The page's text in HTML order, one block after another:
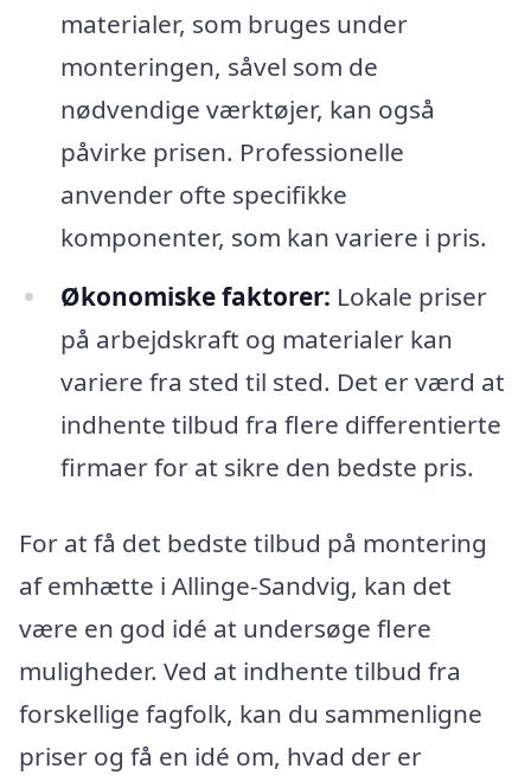
materialer, som bruges under
monteringen, såvel som de
nødvendige værktøjer, kan også
påvirke prisen. Professionelle
anvender ofte specifikke
komponenter, som kan variere i pris.
Økonomiske faktorer: Lokale priser
på arbejdskraft og materialer kan
variere fra sted til sted. Det er værd at
indhente tilbud fra flere differentierte
firmaer for at sikre den bedste pris.
For at få det bedste tilbud på montering
af emhætte i Allinge-Sandvig, kan det
være en god idé at undersøge flere
muligheder. Ved at indhente tilbud fra
forskellige fagfolk, kan du sammenligne
priser og få en idé om, hvad der er